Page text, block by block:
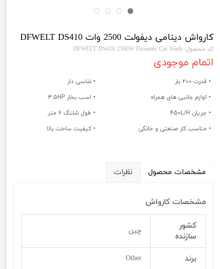
کارواش دینامی دیفولت 2500 وات DFWELT DS410
کد محصول: DFWELT DS410 2500W Dynamic Car Wash
اتمام موجودی
• قدرت 200 بار
• شاسی دار
• لوازم جانبی های همراه
• اسب بخار 3.5HP
• جریان 450L/H
• طول شلنگ 6 متر
• مناسب کار صنعتی و خانگی
• کیفیت ساخت بالا
مشخصات محصول نظرات
مشخصات کارواش
کشور
سازنده
چین
برند Other